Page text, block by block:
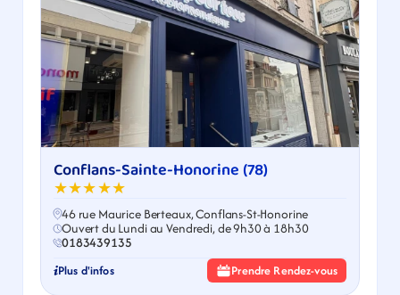
Conflans-Sainte-Honorine (78)
★★★★★
46 rue Maurice Berteaux, Conflans-St-Honorine
Ouvert du Lundi au Vendredi, de 9h30 à 18h30
0183439135
Plus d'infos Prendre Rendez-vous